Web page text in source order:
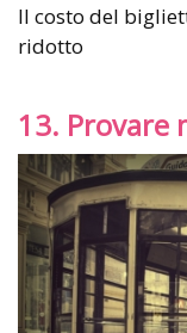
Il costo del
ridotto
13. Provare